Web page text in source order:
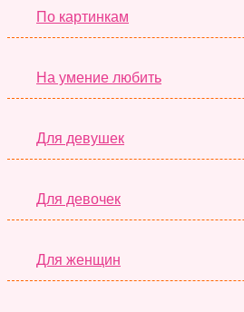
По картинкам
На умение любить
Для девушек
Для девочек
Для женщин